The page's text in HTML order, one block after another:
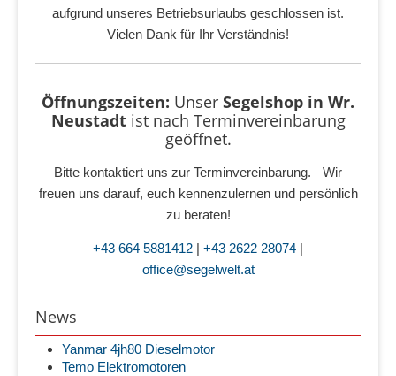
aufgrund unseres Betriebsurlaubs geschlossen ist.
Vielen Dank für Ihr Verständnis!
Öffnungszeiten: Unser Segelshop in Wr.
Neustadt ist nach Terminvereinbarung
geöffnet.
Bitte kontaktiert uns zur Terminvereinbarung. Wir
freuen uns darauf, euch kennenzulernen und persönlich
zu beraten!
+43 664 5881412 | +43 2622 28074 |
office@segelwelt.at
News
Yanmar 4jh80 Dieselmotor
Temo Elektromotoren